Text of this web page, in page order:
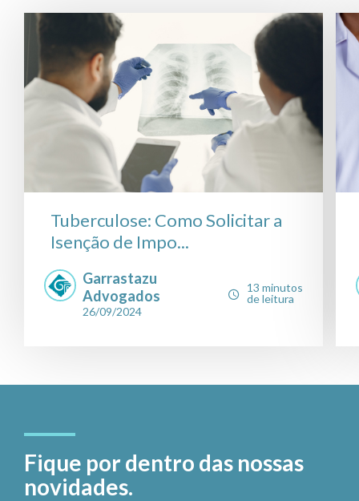
Tuberculose: Como Solicitar a
Isenção de Impo...
Garrastazu
Advogados
26/09/2024
13 minutos
de leitura
Fique por dentro das nossas
novidades.